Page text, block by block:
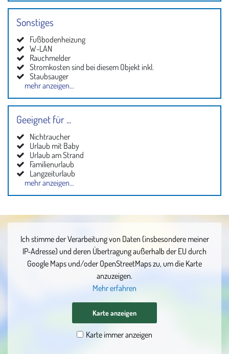
Sonstiges
Fußbodenheizung
W-LAN
Rauchmelder
Stromkosten sind bei diesem Objekt inkl.
Staubsauger
Haustiere nicht erlaubt
Internet
Plissees
mehr anzeigen...
Geeignet für ...
Nichtraucher
Urlaub mit Baby
Urlaub am Strand
Familienurlaub
Langzeiturlaub
Singles und Verliebte
Wassersportler jeglicher Art
mehr anzeigen...
Ich stimme der Verarbeitung von Daten (insbesondere meiner
IP-Adresse) und deren Übertragung außerhalb der EU durch
Google Maps und/oder OpenStreetMaps zu, um die Karte
anzuzeigen.
Mehr erfahren
Karte anzeigen
Karte immer anzeigen